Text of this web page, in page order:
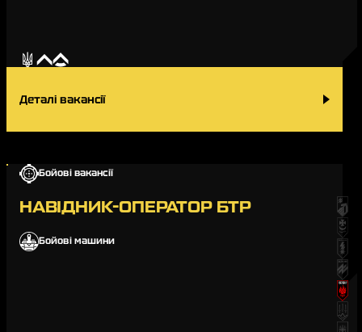
Деталі вакансії
Бойові вакансії
НАВІДНИК-ОПЕРАТОР БТР
Бойові машини